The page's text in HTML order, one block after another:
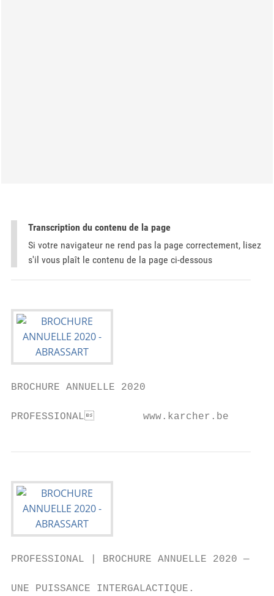
Transcription du contenu de la page
Si votre navigateur ne rend pas la page correctement, lisez
s'il vous plaît le contenu de la page ci-dessous
BROCHURE ANNUELLE 2020
PROFESSIONAL        www.karcher.be
PROFESSIONAL | BROCHURE ANNUELLE 2020 — edition 1 | BATTERY UNIVERSE

UNE PUISSANCE INTERGALACTIQUE.                                                                                                                     EXTRÊMEMENT
DES POSSIBILITÉS INFINIES.                                                                                                                        ­INTELLIGENT ET
Toutes les batteries du Kärcher Battery Universe sont compatibles au sein de leur catégorie
de tension, qu'il s'agisse d'appareils de la gamme Professional ou Home & Garden.
                                                                                                                                                  ­ABSOLUMENT SÛR

                                                                                                                                                                                                                                   Mode de stockage
                                                                                                                                                                                                                                   automatique
                                                                                                                                                                                                                                   Durée de vie élevée des
                                                                                                                                                                                                                                   cellules grâce au mode de
                                                                                                                                                                                                                                   stockage automatique,
                                                                                                                                       Afficheur LCD avec Technologie                                                              commandé par processeur.
                                                                                                                                       temps réel
                                                                                                                                       afficheur LCD intégré avec affichage
                                                                                                                                       intelligent du niveau de charge, de                                                         Surveillance automatique

                                                                               36 V
                                                                                                                                       l'autonomie restante et de la durée                                                         des cellules
                                                                                                                                       de charge restante pour des                                                                 protection contre les
                                                                                                                                       informations plus pertinentes et                                                            surcharges pendant la
                                                                                                                                       une meilleure commande                                                                      recharge, contre les
                                                                                                                                                                                                                                   surchauffes et contre les
                                                                                                                                       Puissance maximale élevée                                                                   décharges totales.
                                                                                                                                       Contrôlée par le processeur et
                                                                                                                                       avec une accumulation de chaleur                                                            Des cellules lithium-ion
                                                                                                                                       optimisée.                                                                                  performantes
                                                                                                                                                                                                                                   des performances
                                                                                                                                                                                                                                   constantes à faible
                                                                                                                                                                                                                                   autodécharge et sans effet
                                                                                                                                                                                                                                   de mémoire.

                                 18 V